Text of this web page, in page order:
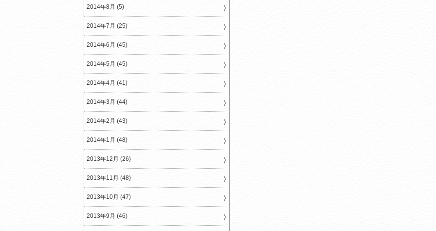
2014年8月 (5)
2014年7月 (25)
2014年6月 (45)
2014年5月 (45)
2014年4月 (41)
2014年3月 (44)
2014年2月 (43)
2014年1月 (48)
2013年12月 (26)
2013年11月 (48)
2013年10月 (47)
2013年9月 (46)